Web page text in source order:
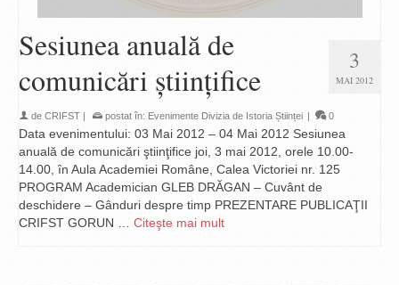
3
MAI 2012
Sesiunea anuală de
comunicări ştiinţifice
de CRIFST | postat în: Evenimente Divizia de Istoria Științei | 0
Data evenimentului: 03 Mai 2012 – 04 Mai 2012 Sesiunea
anuală de comunicări ştiinţifice joi, 3 mai 2012, orele 10.00-
14.00, în Aula Academiei Române, Calea Victoriei nr. 125
PROGRAM Academician GLEB DRĂGAN – Cuvânt de
deschidere – Gânduri despre timp PREZENTARE PUBLICAŢII
CRIFST GORUN … Citeşte mai mult